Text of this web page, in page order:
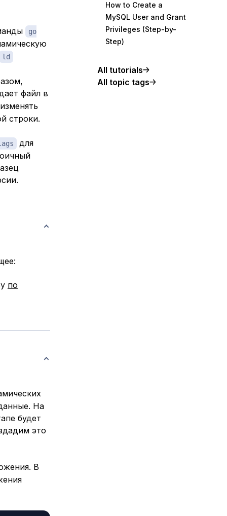
go
ld
файл в
строки.
для
по
На
будет
это
В
How to Create a
MySQL User and Grant
Privileges (Step-by-
Step)
All tutorials
All topic tags